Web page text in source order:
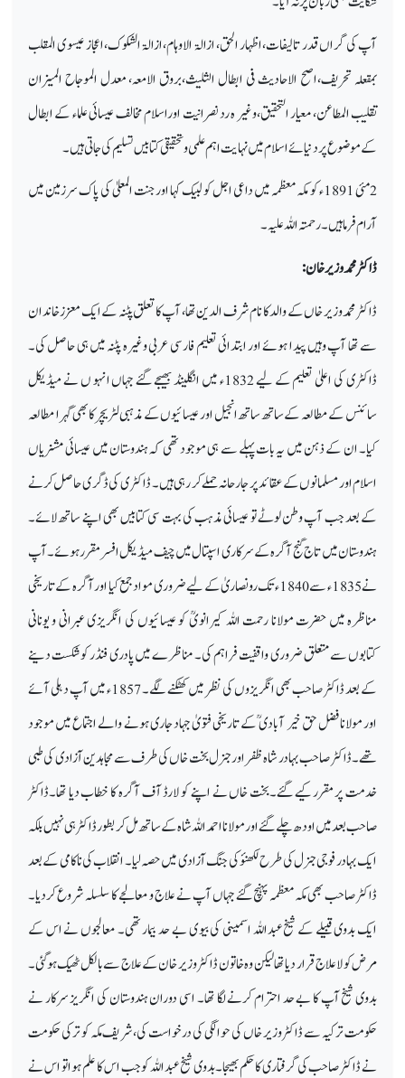
آپ کی گراں قدر تالیفات،اظہار الحق، ازالۃ الاوہام،ازالۃ الشکوک،اعجاز عیسوی المقلب
بمقعلہ تحریف،اصح الاحادیث فی ابطال الثلیث،بروق الامعہ، معدل الموجاح المیزان
تقلیب المطاعن، معیار التحقیق،وغیر ہ رد نصرانیت اوراسلام مخالف عیسائی علماء کے ابطال
کے مو ضوع پر دنیائے اسلام میں نہایت اہم علمی و تحقیقی کتابیں تسلیم کی جاتی ہیں۔
2مئی 1891ء کو مکہ معظمہ میں داعی اجل کو لبیک کہا اور جنت المعلیٰ کی پاک سرزمین میں
آرام فرما ہیں۔ رحمتہ اللہ علیہ۔
ڈاکٹر محمد وزیر خان:
ڈاکٹر محمد وزیر خاں کے والد کا نام شرف الدین تھا، آپ کا تعلق پٹنہ کے ایک معززخاندان
سے تھا آپ وہیں پیدا ہوئے اور ابتدائی تعلیم فارسی عربی وغیرہ پٹنہ میں ہی حاصل کی۔
ڈاکٹری کی اعلیٰ تعلیم کے لیے 1832ء میں انگلینڈ بھیجے گئے جہاں انہو ں نے میڈیکل
سائنس کے مطالعہ کے ساتھ ساتھ انجیل اور عیسائیوں کے مذہبی لٹریچر کابھی گہرا مطالعہ
کیا۔ ان کے ذہن میں یہ بات پہلے سے ہی موجود تھی کہ ہندوستان میں عیسائی مشنریاں
اسلام اور مسلمانوں کے عقائد پر جارحانہ حملے کر رہی ہیں۔ ڈاکٹر ی کی ڈگری حاصل کرنے
کے بعد جب آپ وطن لوٹے تو عیسائی مذہب کی بہت سی کتابیں بھی اپنے ساتھ لائے۔
ہندوستان میں تاج گنج آگرہ کے سرکاری اسپتال میں چیف میڈیکل افسر مقرر ہوئے۔آپ
نے 1835ء سے 1840ء تک رونصاریٰ کے لیے ضروری مواد جمع کیا اور آگرہ کے تاریخی
مناظرہ میں حضرت مولانا رحمت اللہ کیرانویؒ کو عیسائیوں کی انگریزی عبرانی و یونانی
کتابوں سے متعلق ضروری واقفیت فراہم کی۔ مناظرے میں پادری فنڈر کو شکست دینے
کے بعد ڈاکٹر صاحب بھی انگریزوں کی نظر میں کھٹکنے لگے۔ 1857 ء میں آپ دہلی آئے
اور مولانا فضل حق خیر آبادی ؒ کے تاریخی فتویٰ جہاد جاری ہونے والے اجتماع میں موجود
تھے۔ ڈاکٹر صاحب بہادر شاہ ظفر اور جنرل بخت خاں کی طرف سے مجاہدین آزادی کی طبی
خدمت پر مقرر کیے گئے۔بخت خاں نے اپنے کو لارڈ آف آگرہ کا خطاب دیا تھا۔ڈاکٹر
صاحب بعد میں اودھ چلے گئے اور مولانا احمد اللہ شاہ کے ساتھ مل کر بطور ڈاکٹر ہی نہیں بلکہ
ایک بہادر فوجی جنرل کی طرح لکھنؤ کی جنگ آزادی میں حصہ لیا۔ انقلاب کی ناکامی کے بعد
ڈاکٹر صاحب بھی مکہ معظمہ پہنچ گئے جہاں آپ نے علاج و معالجے کا سلسلہ شروع کردیا۔
ایک بدوی قبیلے کے شیخ عبداللہ اسمینی کی بیوی بے حد بیمار تھی۔ معالجوں نے اس کے
مرض کو لاعلاج قرار دیا تھا لیکن وہ خاتون ڈاکٹر وزیر خان کے علاج سے بالکل ٹھیک ہوگئی۔
بدوی شیخ آپ کا بے حد احترام کرنے لگا تھا۔ اسی دوران ہندوستان کی انگریز سرکار نے
حکومت ترکیہ سے ڈاکٹر وزیر خاں کی حوالگی کی درخواست کی،شریف مکہ کو ترکی حکومت
نے ڈاکٹر صاحب کی گرفتاری کا حکم بھیجا۔ بدوی شیخ عبداللہ کو جب اس کا علم ہوا تو اس نے